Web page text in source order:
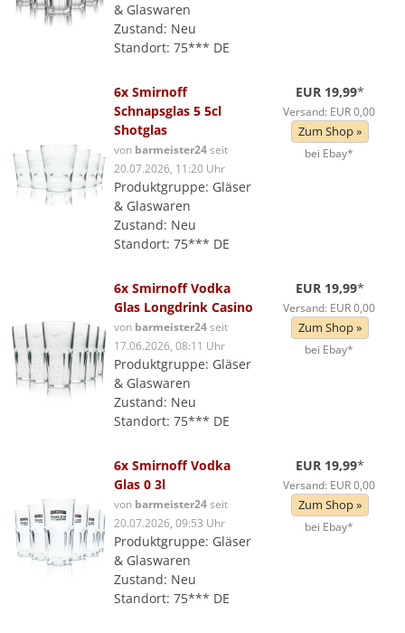
& Glaswaren
Zustand: Neu
Standort: 75*** DE
6x Smirnoff
Schnapsglas 5 5cl
Shotglas
von barmeister24seit
20.07.2026, 11:20 Uhr
Produktgruppe: Gläser
& Glaswaren
Zustand: Neu
Standort: 75*** DE
EUR 19,99*
Versand: EUR 0,00
Zum Shop »
bei Ebay*
6x Smirnoff Vodka
Glas Longdrink Casino
von barmeister24seit
17.06.2026, 08:11 Uhr
Produktgruppe: Gläser
& Glaswaren
Zustand: Neu
Standort: 75*** DE
EUR 19,99*
Versand: EUR 0,00
Zum Shop »
bei Ebay*
6x Smirnoff Vodka
Glas 0 3l
von barmeister24seit
20.07.2026, 09:53 Uhr
Produktgruppe: Gläser
& Glaswaren
Zustand: Neu
Standort: 75*** DE
EUR 19,99*
Versand: EUR 0,00
Zum Shop »
bei Ebay*